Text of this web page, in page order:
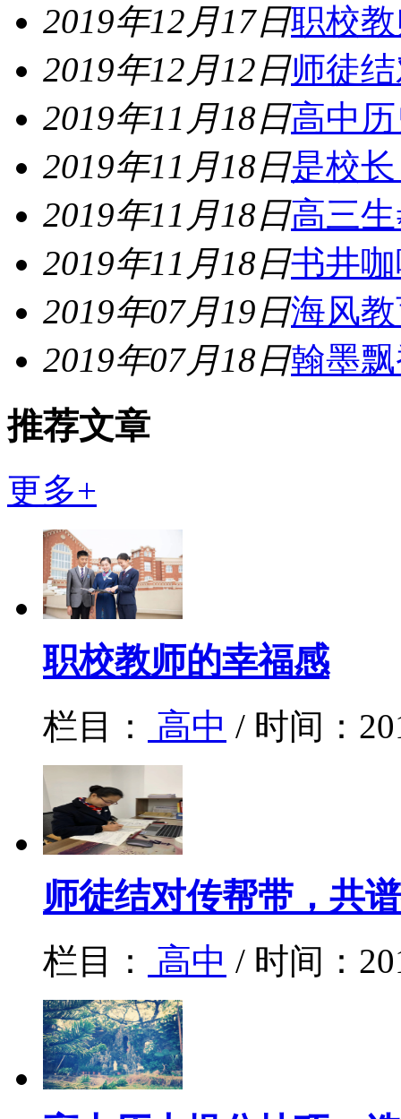
2019年12月17日职校
2019年12月12日师徒
2019年11月18日高中
2019年11月18日是校
2019年11月18日高三
2019年11月18日书井
2019年07月19日海风
2019年07月18日翰墨
推荐文章
更多+
职校教师的幸福感
栏目： 高中 / 时间：
师徒结对传帮带，共
栏目： 高中 / 时间：